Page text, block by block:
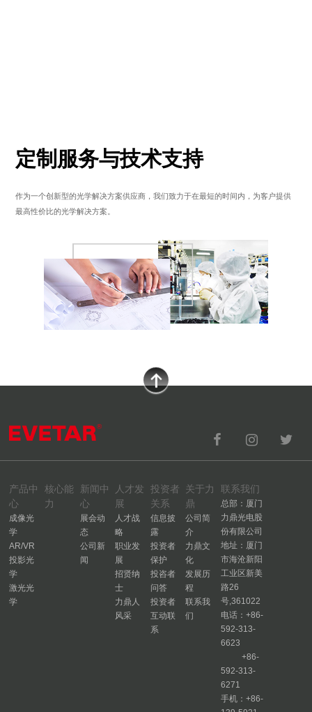
定制服务与技术支持
作为一个创新型的光学解决方案供应商，我们致力于在最短的时间内，为客户提供
最高性价比的光学解决方案。
产品中
心
成像光
学
AR/VR
投影光
学
激光光
学
核心能
力
新闻中
心
展会动
态
公司新
闻
人才发
展
人才战
略
职业发
展
招贤纳
士
力鼎人
风采
投资者
关系
信息披
露
投资者
保护
投咨者
问答
投资者
互动联
系
关于力
鼎
公司简
介
力鼎文
化
发展历
程
联系我
们
联系我们
总部：厦门
力鼎光电股
份有限公司
地址：厦门
市海沧新阳
工业区新美
路26
号,361022
电话：+86-
592-313-
6623
+86-
592-313-
6271
手机：+86-